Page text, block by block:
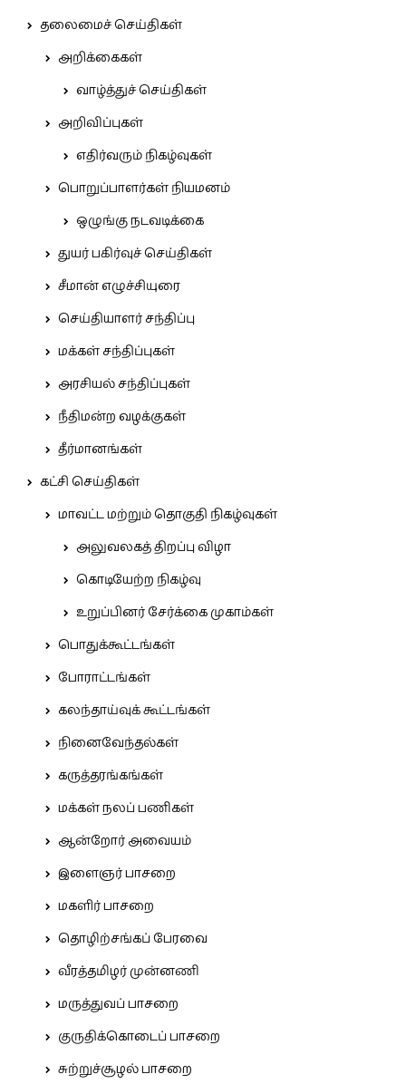
தலைமைச் செய்திகள்
அறிக்கைகள்
வாழ்த்துச் செய்திகள்
அறிவிப்புகள்
எதிர்வரும் நிகழ்வுகள்
பொறுப்பாளர்கள் நியமனம்
ஒழுங்கு நடவடிக்கை
துயர் பகிர்வுச் செய்திகள்
சீமான் எழுச்சியுரை
செய்தியாளர் சந்திப்பு
மக்கள் சந்திப்புகள்
அரசியல் சந்திப்புகள்
நீதிமன்ற வழக்குகள்
தீர்மானங்கள்
கட்சி செய்திகள்
மாவட்ட மற்றும் தொகுதி நிகழ்வுகள்
அலுவலகத் திறப்பு விழா
கொடியேற்ற நிகழ்வு
உறுப்பினர் சேர்க்கை முகாம்கள்
பொதுக்கூட்டங்கள்
போராட்டங்கள்
கலந்தாய்வுக் கூட்டங்கள்
நினைவேந்தல்கள்
கருத்தரங்கங்கள்
மக்கள் நலப் பணிகள்
ஆன்றோர் அவையம்
இளைஞர் பாசறை
மகளிர் பாசறை
தொழிற்சங்கப் பேரவை
வீரத்தமிழர் முன்னணி
மருத்துவப் பாசறை
குருதிக்கொடைப் பாசறை
சுற்றுச்சூழல் பாசறை